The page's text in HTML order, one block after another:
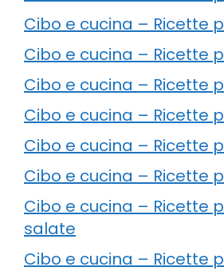
Cibo e cucina – Ricette
Cibo e cucina – Ricette
Cibo e cucina – Ricette
Cibo e cucina – Ricette
Cibo e cucina – Ricette
Cibo e cucina – Ricette
Cibo e cucina – Ricette
salate
Cibo e cucina – Ricette